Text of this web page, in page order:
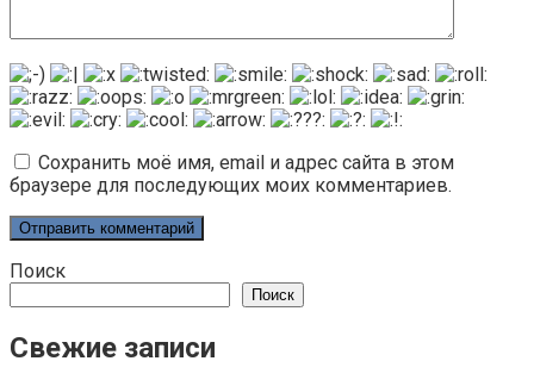
Сохранить моё имя, email и адрес сайта в этом
браузере для последующих моих комментариев.
Поиск
Поиск
Свежие записи